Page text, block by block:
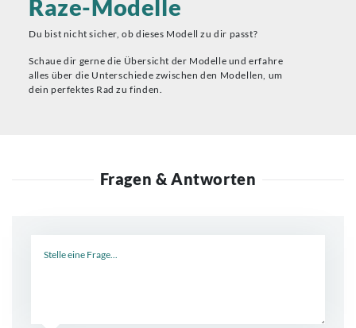
Raze-Modelle
Du bist nicht sicher, ob dieses Modell zu dir passt?
Schaue dir gerne die Übersicht der Modelle und erfahre
alles über die Unterschiede zwischen den Modellen, um
dein perfektes Rad zu finden.
Fragen & Antworten